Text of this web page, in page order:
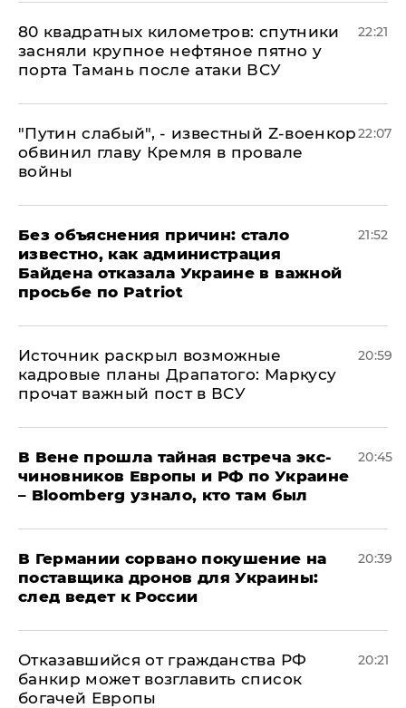
80 квадратных километров: спутники
засняли крупное нефтяное пятно у
порта Тамань после атаки ВСУ
22:21
​"Путин слабый", - известный Z-военкор
обвинил главу Кремля в провале
войны
22:07
Без объяснения причин: стало
известно, как администрация
Байдена отказала Украине в важной
просьбе по Patriot
21:52
​Источник раскрыл возможные
кадровые планы Драпатого: Маркусу
прочат важный пост в ВСУ
20:59
В Вене прошла тайная встреча экс-
чиновников Европы и РФ по Украине
– Bloomberg узнало, кто там был
20:45
​В Германии сорвано покушение на
поставщика дронов для Украины:
след ведет к России
20:39
Отказавшийся от гражданства РФ
банкир может возглавить список
богачей Европы
20:21